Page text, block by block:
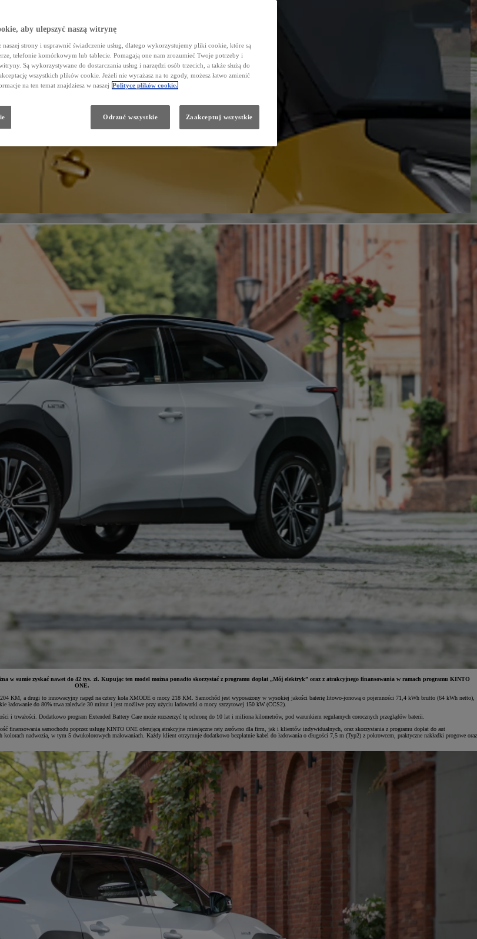
w sumie zyskać nawet do 42 tys. zł. Kupując ten model można ponadto skorzystać z programu dopłat „Mój elektryk” oraz z atrakcyjnego finansowania w ramach programu KINTO
ONE.
KM, a drugi to innowacyjny napęd na cztery koła XMODE o mocy 218 KM. Samochód jest wyposażony w wysokiej jakości baterię litowo-jonową o pojemności 71,4 kWh brutto (64 kWh netto),
ładowanie do 80% trwa zaledwie 30 minut i jest możliwe przy użyciu ładowarki o mocy szczytowej 150 kW (CCS2).
trwałości. Dodatkowo program Extended Battery Care może rozszerzyć tę ochronę do 10 lat i miliona kilometrów, pod warunkiem regularnych corocznych przeglądów baterii.
finansowania samochodu poprzez usługę KINTO ONE oferującą atrakcyjne miesięczne raty zarówno dla firm, jak i klientów indywidualnych, oraz skorzystania z programu dopłat do aut
nadwozia, w tym 5 dwukolorowych malowaniach. Każdy klient otrzymuje dodatkowo bezpłatnie kabel do ładowania o długości 7,5 m (Typ2) z pokrowcem, praktyczne nakładki progowe oraz
aby ulepszyć naszą witrynę
naszej strony i usprawnić świadczenie usług, dlatego wykorzystujemy pliki cookie, które są
telefonie komórkowym lub tablecie. Pomagają one nam zrozumieć Twoje potrzeby i
Są wykorzystywane do dostarczania usług i narzędzi osób trzecich, a także służą do
wszystkich plików cookie. Jeżeli nie wyrażasz na to zgody, możesz łatwo zmienić
na ten temat znajdziesz w naszej Polityce plików cookie.
Odrzuć wszystkie Zaakceptuj wszystkie